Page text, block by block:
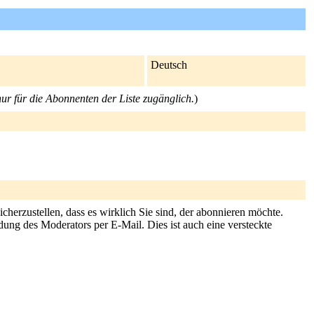
Deutsch
für die Abonnenten der Liste zugänglich.)
dass es wirklich Sie sind, der abonnieren möchte.
des Moderators per E-Mail. Dies ist auch eine versteckte